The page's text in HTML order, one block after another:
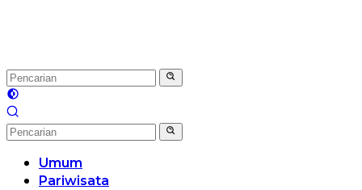
Umum
Pariwisata